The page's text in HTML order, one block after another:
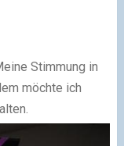
Stimmung in
möchte ich